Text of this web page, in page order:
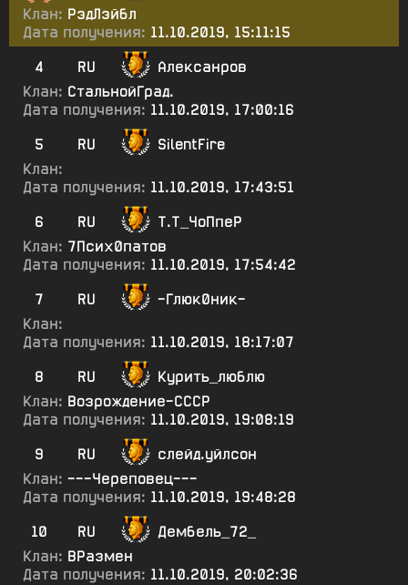
Клан: РэдЛэйбл
Дата получения: 11.10.2019, 15:11:15
4
RU
Алексанров
Клан: СтальнойГрад.
Дата получения: 11.10.2019, 17:00:16
5
RU
SilentFire
Клан:
Дата получения: 11.10.2019, 17:43:51
6
RU
Т.Т_ЧоПпеР
Клан: 7Псих0патов
Дата получения: 11.10.2019, 17:54:42
7
RU
-Глюк0ник-
Клан:
Дата получения: 11.10.2019, 18:17:07
8
RU
Курить_люблю
Клан: Возрождение-СССР
Дата получения: 11.10.2019, 19:08:19
9
RU
слейд.уйлсон
Клан: ---Череповец---
Дата получения: 11.10.2019, 19:48:28
10
RU
Дембель_72_
Клан: ВРазмен
Дата получения: 11.10.2019, 20:02:36